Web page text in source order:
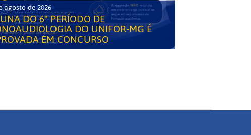
agosto de 2026
DO 6° PERÍODO DE
DO UNIFOR-MG É
EM CONCURSO